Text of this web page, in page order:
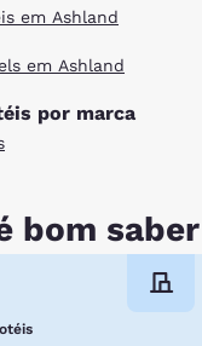
em Ashland
em Ashland
por marca
bom saber